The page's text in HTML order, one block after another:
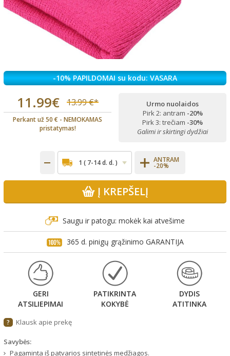
-10% PAPILDOMAI su kodu: VASARA
11.99€ 13.99 €*
Perkant už 50 € - NEMOKAMAS
pristatymas!
Urmo nuolaidos
Pirk 2: antram -20%
Pirk 3: trečiam -30%
Galimi ir skirtingi dydžiai
ANTRAM
-20%
Į KREPŠELĮ
Saugu ir patogu: mokėk kai atvešime
365 d. pinigų grąžinimo GARANTIJA
GERI
ATSILIEPIMAI
PATIKRINTA
KOKYBĖ
DYDIS
ATITINKA
? Klausk apie prekę
Savybės:
Pagaminta iš patvarios sintetinės medžiagos.